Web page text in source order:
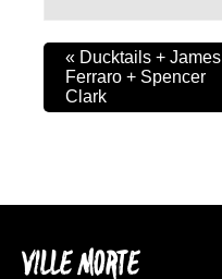
« Ducktails + James
Ferraro + Spencer
Clark
VILLE MORTE